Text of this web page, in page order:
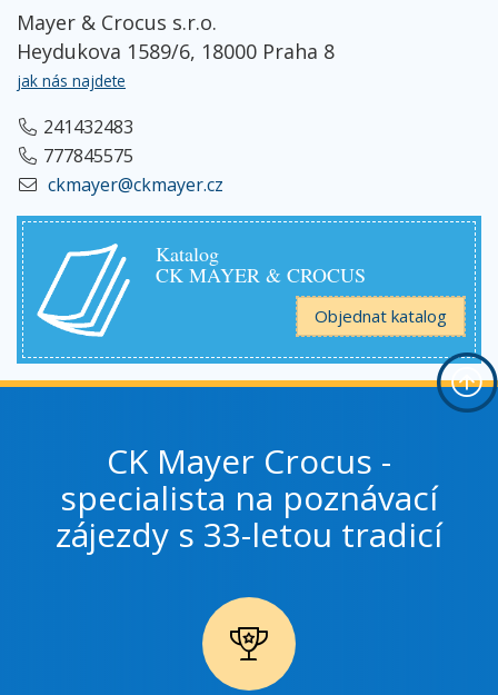
Mayer & Crocus s.r.o.
Heydukova 1589/6, 18000 Praha 8
jak nás najdete
241432483
777845575
ckmayer@ckmayer.cz
Katalog
CK MAYER & CROCUS
Objednat katalog
CK Mayer Crocus -
specialista na poznávací
zájezdy s 33-letou tradicí